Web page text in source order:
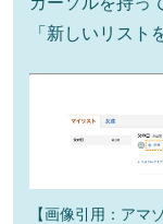
「新しいリスト
【画像引用：アマ